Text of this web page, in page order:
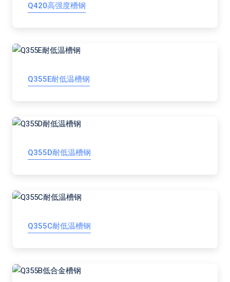
Q420高强度槽钢
Q355E耐低温槽钢
Q355D耐低温槽钢
Q355C耐低温槽钢